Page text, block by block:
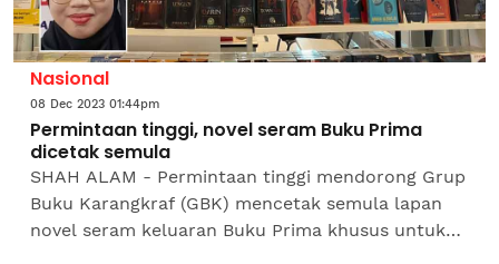
Nasional
08 Dec 2023 01:44pm
Permintaan tinggi, novel seram Buku Prima
dicetak semula
SHAH ALAM - Permintaan tinggi mendorong Grup
Buku Karangkraf (GBK) mencetak semula lapan
novel seram keluaran Buku Prima khusus untuk